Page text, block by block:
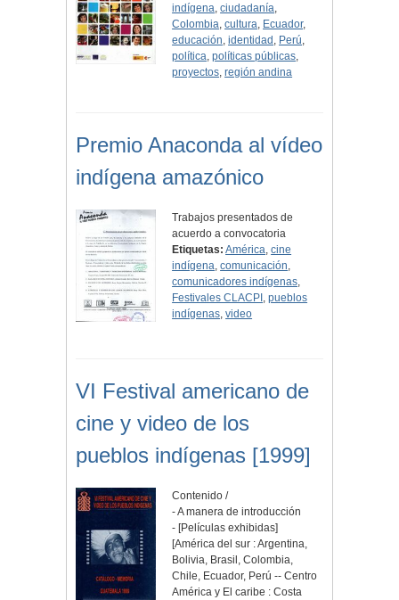
indígena,ciudadanía,
Colombia,cultura, Ecuador,
educación,identidad , Perú,
política,políticas públicas,
proyectos,región andina
Premio Anaconda al vídeo
indígena amazónico
Trabajos presentados de
acuerdo a convocatoria
Etiquetas: América,cine
indígena,comunicación,
comunicadores indígenas,
Festivales CLACPI ,pueblos
indígenas,video
VI Festival americano de
cine y video de los
pueblos indígenas [1999]
Contenido /
- A manera de introducción
- [Películas exhibidas]
[América del sur : Argentina,
Bolivia, Brasil, Colombia,
Chile, Ecuador, Perú -- Centro
América y El caribe : Costa